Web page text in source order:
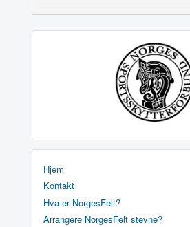
Hjem
Kontakt
Hva er NorgesFelt?
Arrangere NorgesFelt stevne?